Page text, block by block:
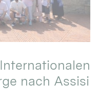
nach Assisi